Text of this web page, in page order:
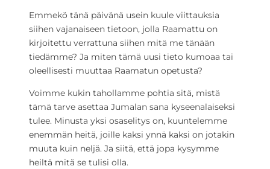
Emmekö tänä päivänä usein kuule viittauksia
siihen vajanaiseen tietoon, jolla Raamattu on
kirjoitettu verrattuna siihen mitä me tänään
tiedämme? Ja miten tämä uusi tieto kumoaa tai
oleellisesti muuttaa Raamatun opetusta?
Voimme kukin tahollamme pohtia sitä, mistä
tämä tarve asettaa Jumalan sana kyseenalaiseksi
tulee. Minusta yksi osaselitys on, kuuntelemme
enemmän heitä, joille kaksi ynnä kaksi on jotakin
muuta kuin neljä. Ja siitä, että jopa kysymme
heiltä mitä se tulisi olla.